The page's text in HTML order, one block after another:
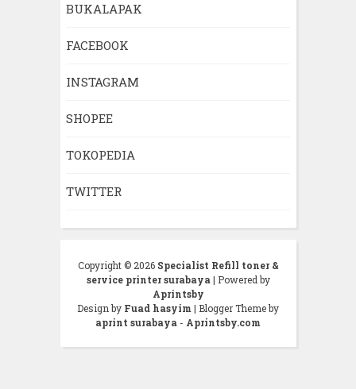
BUKALAPAK
FACEBOOK
INSTAGRAM
SHOPEE
TOKOPEDIA
TWITTER
Copyright © 2026 Specialist Refill toner &
service printer surabaya | Powered by
Aprintsby
Design by Fuad hasyim | Blogger Theme by
aprint surabaya - Aprintsby.com